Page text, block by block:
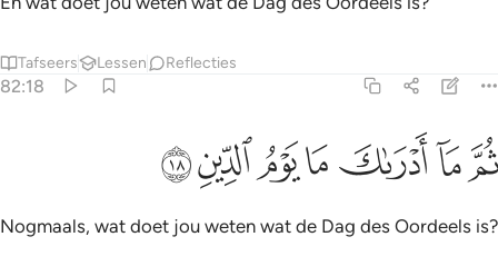
Tafseers Lessen Reflecties
82:18
ثم ما ادراك ما يوم الدين ١٨
ثُمَّ مَآ أَدْرَىٰكَ مَا يَوْمُ ٱلدِّينِ ١٨
ﲓﲔﲕﲖﲗﲘﲙ
Nogmaals, wat doet jou weten wat de Dag des Oordeels is?